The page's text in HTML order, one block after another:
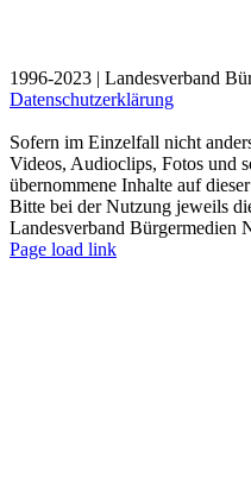
1996-2023 | Landesverband
Datenschutzerklärung
Sofern im Einzelfall nicht
Videos, Audioclips, Fotos und
übernommene Inhalte auf
Bitte bei der Nutzung jeweils
Landesverband Bürgermedien
Page load link